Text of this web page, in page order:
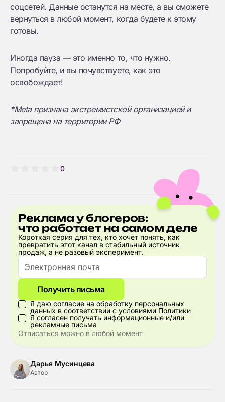
соцсетей. Данные останутся на месте, а вы сможете
вернуться в любой момент, когда будете к этому
готовы.
Иногда пауза — это именно то, что нужно.
Попробуйте, и вы почувствуете, как это
освобождает!
*Meta признана экстремистской организацией и
запрещена на территории РФ
0
Реклама у блогеров:
что работает на самом деле
Короткая серия для тех, кто хочет понять, как
превратить этот канал в стабильный источник
продаж, а не разовый эксперимент.
Получить письма
Я даю согласие на обработку персональных
данных в соответствии с условиями Политики
Я согласен получать информационные и/или
рекламные письма
Отписаться можно в любой момент
Дарья Мусинцева
Автор